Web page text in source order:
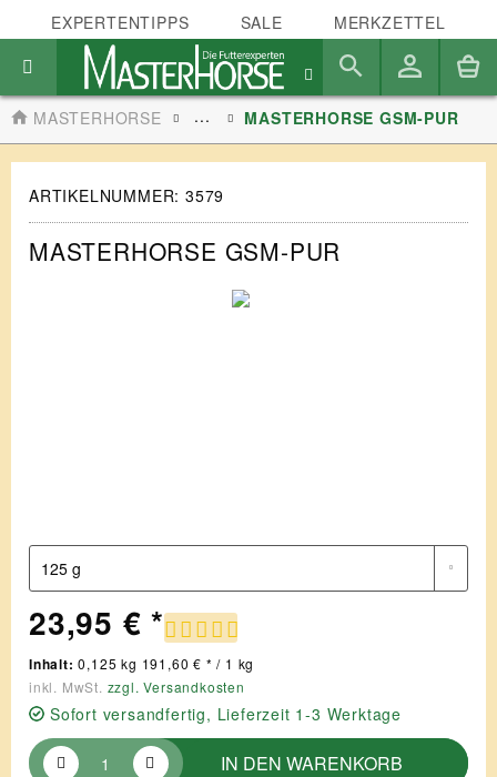
EXPERTENTIPPS SALE MERKZETTEL
MASTERHORSE ... MASTERHORSE GSM-PUR
ARTIKELNUMMER:3579
MASTERHORSE GSM-PUR
23,95 € *
Inhalt:0,125 kg 191,60 € * / 1 kg
inkl. MwSt. zzgl. Versandkosten
Sofort versandfertig, Lieferzeit 1-3 Werktage
IN DEN WARENKORB